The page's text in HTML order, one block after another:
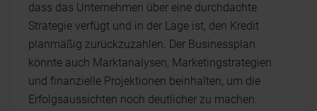
dass das Unternehmen über eine durchdachte
Strategie verfügt und in der Lage ist, den Kredit
planmäßig zurückzuzahlen. Der Businessplan
könnte auch Marktanalysen, Marketingstrategien
und finanzielle Projektionen beinhalten, um die
Erfolgsaussichten noch deutlicher zu machen.